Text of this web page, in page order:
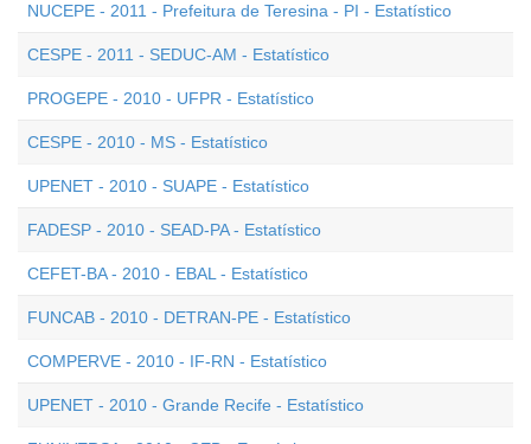
NUCEPE - 2011 - Prefeitura de Teresina - PI - Estatístico
CESPE - 2011 - SEDUC-AM - Estatístico
PROGEPE - 2010 - UFPR - Estatístico
CESPE - 2010 - MS - Estatístico
UPENET - 2010 - SUAPE - Estatístico
FADESP - 2010 - SEAD-PA - Estatístico
CEFET-BA - 2010 - EBAL - Estatístico
FUNCAB - 2010 - DETRAN-PE - Estatístico
COMPERVE - 2010 - IF-RN - Estatístico
UPENET - 2010 - Grande Recife - Estatístico